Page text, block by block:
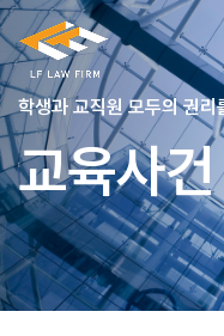
학생과 교직원 모두의 권리
교육사건